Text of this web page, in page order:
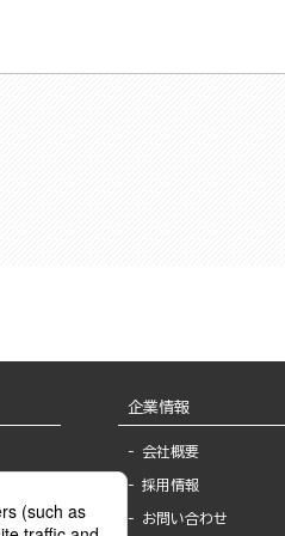
企業情報
会社概要
採用情報
お問い合わせ